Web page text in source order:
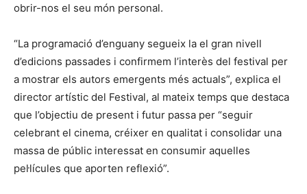
obrir-nos el seu món personal.
“La programació d’enguany segueix la el gran nivell
d’edicions passades i confirmem l’interès del festival per
a mostrar els autors emergents més actuals”, explica el
director artístic del Festival, al mateix temps que destaca
que l’objectiu de present i futur passa per “seguir
celebrant el cinema, créixer en qualitat i consolidar una
massa de públic interessat en consumir aquelles
pel·lícules que aporten reflexió”.